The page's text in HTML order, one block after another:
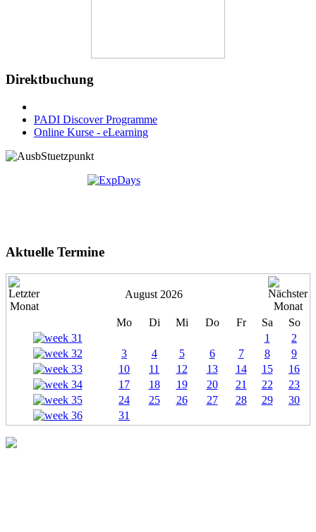
Direktbuchung
PADI Discover Programme
Online Kurse - eLearning
Aktuelle Termine
August 2026
Mo Di Mi Do Fr Sa
So
1
2
3
4 5 6 7 8
9
10
11 12 13 14 15
16
17
18 19 20 21 22
23
24
25 26 27 28 29
30
31